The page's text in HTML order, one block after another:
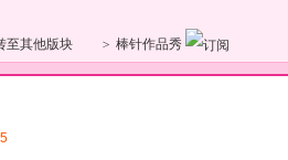
> 棒针作品秀